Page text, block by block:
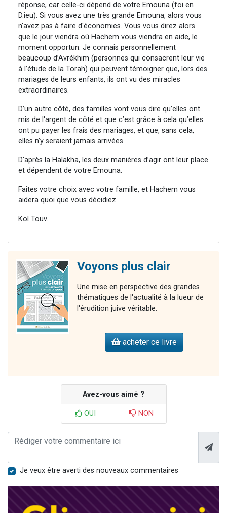
réponse, car celle-ci dépend de votre Emouna (foi en
D.ieu). Si vous avez une très grande Emouna, alors vous
n'avez pas à faire d'économies. Vous vous direz alors
que le jour viendra où Hachem vous viendra en aide, le
moment opportun. Je connais personnellement
beaucoup d’Avrékhim (personnes qui consacrent leur vie
à l’étude de la Torah) qui peuvent témoigner que, lors des
mariages de leurs enfants, ils ont vu des miracles
extraordinaires.
D’un autre côté, des familles vont vous dire qu’elles ont
mis de l'argent de côté et que c’est grâce à cela qu’elles
ont pu payer les frais des mariages, et que, sans cela,
elles n’y seraient jamais arrivées.
D'après la Halakha, les deux manières d’agir ont leur place
et dépendent de votre Emouna.
Faites votre choix avec votre famille, et Hachem vous
aidera quoi que vous décidiez.
Kol Touv.
Voyons plus clair
Une mise en perspective des grandes
thématiques de l'actualité à la lueur de
l'érudition juive véritable.
acheter ce livre
Avez-vous aimé ?
OUI NON
Je veux être averti des nouveaux commentaires